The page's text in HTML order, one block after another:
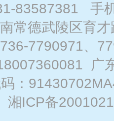
83587381 手
常德武陵区育
7790971、
广
码：
湘ICP备